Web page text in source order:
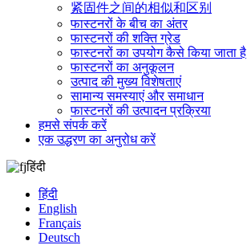
紧固件之间的相似和区别
फास्टनरों के बीच का अंतर
फास्टनरों की शक्ति ग्रेड
फास्टनरों का उपयोग कैसे किया जाता है
फास्टनरों का अनुकूलन
उत्पाद की मुख्य विशेषताएं
सामान्य समस्याएं और समाधान
फास्टनरों की उत्पादन प्रक्रिया
हमसे संपर्क करें
एक उद्धरण का अनुरोध करें
हिंदी
हिंदी
English
Français
Deutsch